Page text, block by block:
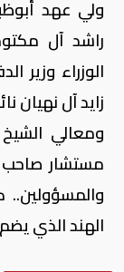
ولي عهد
راشد آل
الوزراء وزير
زايد آل نهيان
ومعالي
مستشار صاحب
والمسؤولين..
الهند الذي